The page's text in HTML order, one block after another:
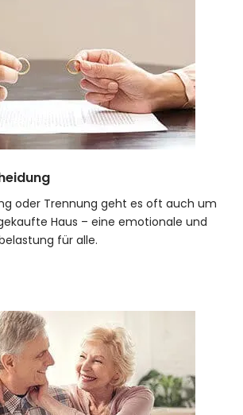
oder Trennung geht es oft auch um
Haus – eine emotionale und
für alle.